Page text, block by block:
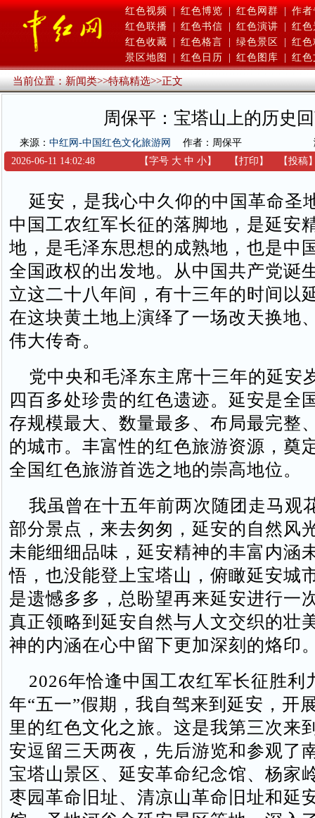
红色视频 | 红色博览 | 红色网群 | 作者
红色联播
红色书信 红色演讲
红色
红色收藏
红色格言 绿色景区
红色
景区地图
红色日历 红色图库 红色
当前位置：新闻类>>特稿精选>>正文
周保平：宝塔山上的历史
来源： 中红网-中国红色文化旅游网 作者：周保平
2026-06-11 14:02:48
【字号 大 中 小】 【打印 】 【投稿
延安，是我心中久仰的中国革命圣
中国工农红军长征的落脚地，是延安
地，是毛泽东思想的成熟地，也是中
全国政权的出发地。从中国共产党诞
立这二十八年间，有十三年的时间以
在这块黄土地上演绎了一场改天换地
伟大传奇。
党中央和毛泽东主席十三年的延安
四百多处珍贵的红色遗迹。延安是全
存规模最大、数量最多、布局最完整
的城市。丰富性的红色旅游资源，奠
全国红色旅游首选之地的崇高地位。
我虽曾在十五年前两次随团走马观
部分景点，来去匆匆，延安的自然风
未能细细品味，延安精神的丰富内涵
悟，也没能登上宝塔山，俯瞰延安城
是遗憾多多，总盼望再来延安进行一
真正领略到延安自然与人文交织的壮
神的内涵在心中留下更加深刻的烙印
2026年恰逢中国工农红军长征胜利
年“五一”假期，我自驾来到延安，开
里的红色文化之旅。这是我第三次来
安逗留三天两夜，先后游览和参观了
宝塔山景区、延安革命纪念馆、杨家
枣园革命旧址、清凉山革命旧址和延